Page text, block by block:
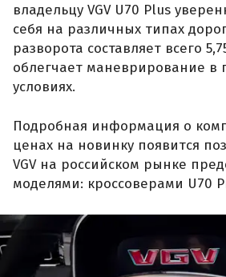
владельцу VGV U70 Plus
себя на различных типах
разворота составляет всего
облегчает маневрирование в
условиях.
Подробная информация о
ценах на новинку появится
VGV на российском рынке
моделями: кроссоверами U70